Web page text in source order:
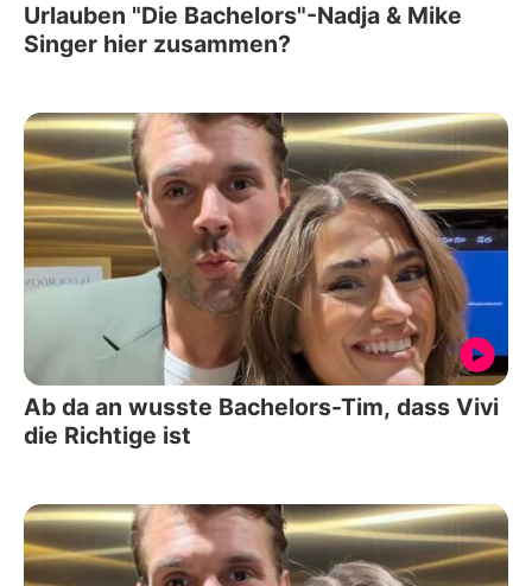
Urlauben "Die Bachelors"-Nadja & Mike
Singer hier zusammen?
Ab da an wusste Bachelors-Tim, dass Vivi
die Richtige ist